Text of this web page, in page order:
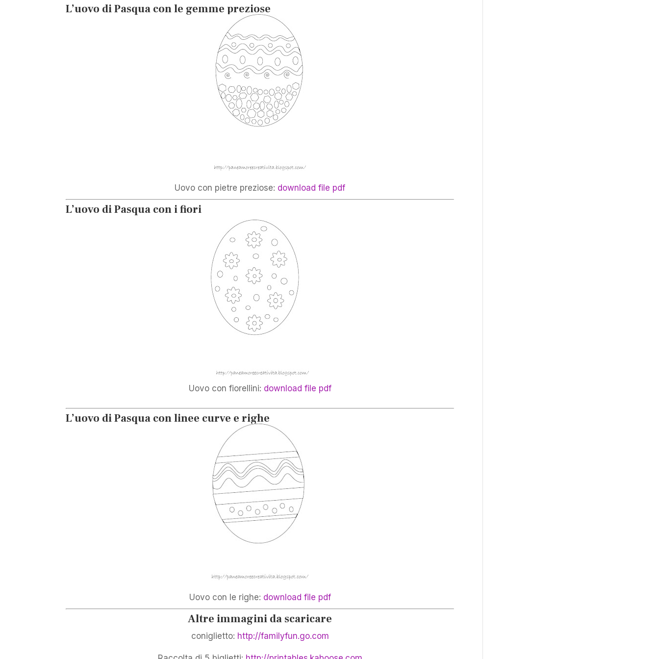
L’uovo di Pasqua con le gemme preziose
Uovo con pietre preziose: download file pdf
L’uovo di Pasqua con i fiori
Uovo con fiorellini: download file pdf
L’uovo di Pasqua con linee curve e righe
Uovo con le righe: download file pdf
Altre immagini da scaricare
coniglietto: http://familyfun.go.com